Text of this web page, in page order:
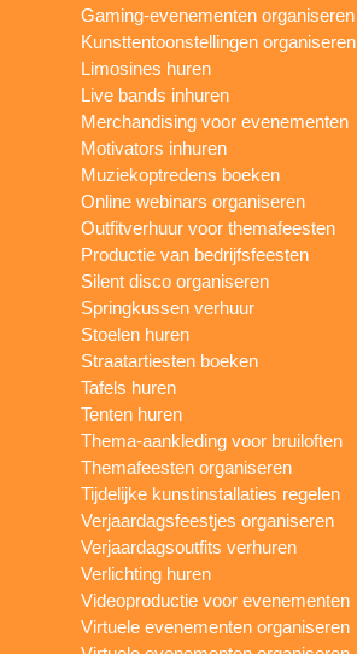
Gaming-evenementen organiseren
Kunsttentoonstellingen organiseren
Limosines huren
Live bands inhuren
Merchandising voor evenementen
Motivators inhuren
Muziekoptredens boeken
Online webinars organiseren
Outfitverhuur voor themafeesten
Productie van bedrijfsfeesten
Silent disco organiseren
Springkussen verhuur
Stoelen huren
Straatartiesten boeken
Tafels huren
Tenten huren
Thema-aankleding voor bruiloften
Themafeesten organiseren
Tijdelijke kunstinstallaties regelen
Verjaardagsfeestjes organiseren
Verjaardagsoutfits verhuren
Verlichting huren
Videoproductie voor evenementen
Virtuele evenementen organiseren